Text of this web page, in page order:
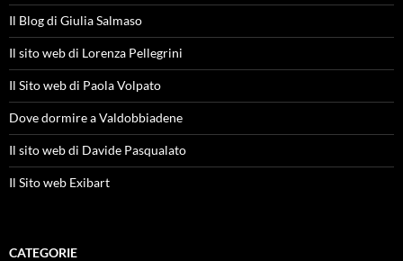
Il Blog di Giulia Salmaso
Il sito web di Lorenza Pellegrini
Il Sito web di Paola Volpato
Dove dormire a Valdobbiadene
Il sito web di Davide Pasqualato
Il Sito web Exibart
CATEGORIE